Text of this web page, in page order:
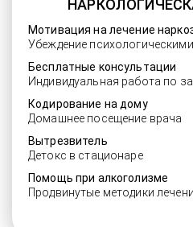
Мотивация на лечение
Убеждение
Бесплатные консультации
Индивидуальная работа по
Кодирование на дому
Домашнее посещение врача
Вытрезвитель
Детокс в стационаре
Помощь при алкоголизме
Продвинутые методики